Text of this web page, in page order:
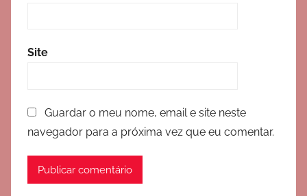
Site
Guardar o meu nome, email e site neste
navegador para a próxima vez que eu comentar.